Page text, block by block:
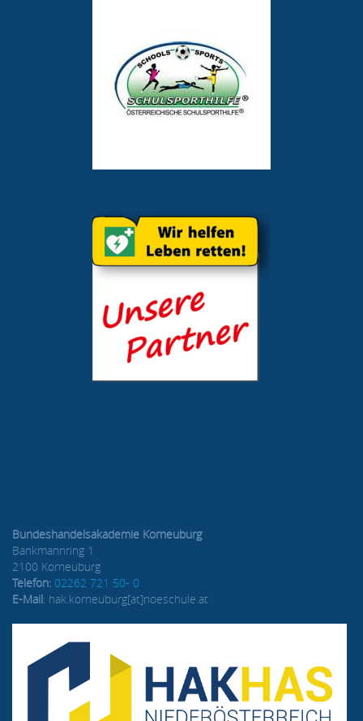
Bundeshandelsakademie Korneuburg
Bankmannring 1
2100 Korneuburg
Telefon: 02262 721 50- 0
E-Mail: hak.korneuburg[at]noeschule.at